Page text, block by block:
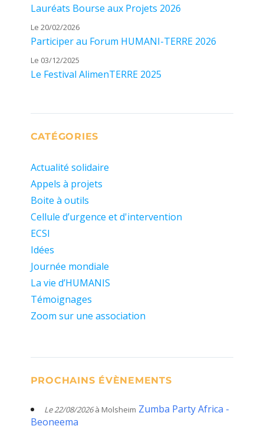
Lauréats Bourse aux Projets 2026
Le 20/02/2026
Participer au Forum HUMANI-TERRE 2026
Le 03/12/2025
Le Festival AlimenTERRE 2025
CATÉGORIES
Actualité solidaire
Appels à projets
Boite à outils
Cellule d’urgence et d'intervention
ECSI
Idées
Journée mondiale
La vie d’HUMANIS
Témoignages
Zoom sur une association
PROCHAINS ÉVÈNEMENTS
Le 22/08/2026à Molsheim Zumba Party Africa -
Beoneema